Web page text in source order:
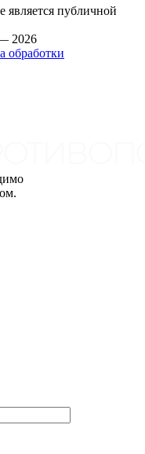
является публичной
2026
обработки